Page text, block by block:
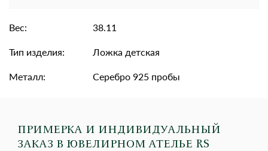
Вес:
38.11
Тип изделия:
Ложка детская
Металл:
Серебро 925 пробы
ПРИМЕРКА И ИНДИВИДУАЛЬНЫЙ
ЗАКАЗ В ЮВЕЛИРНОМ АТЕЛЬЕ RS